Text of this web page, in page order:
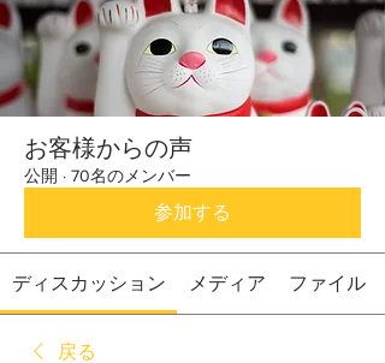
お客様からの声
公開 · 70名のメンバー
参加する
ディスカッション メディア ファイル
戻る